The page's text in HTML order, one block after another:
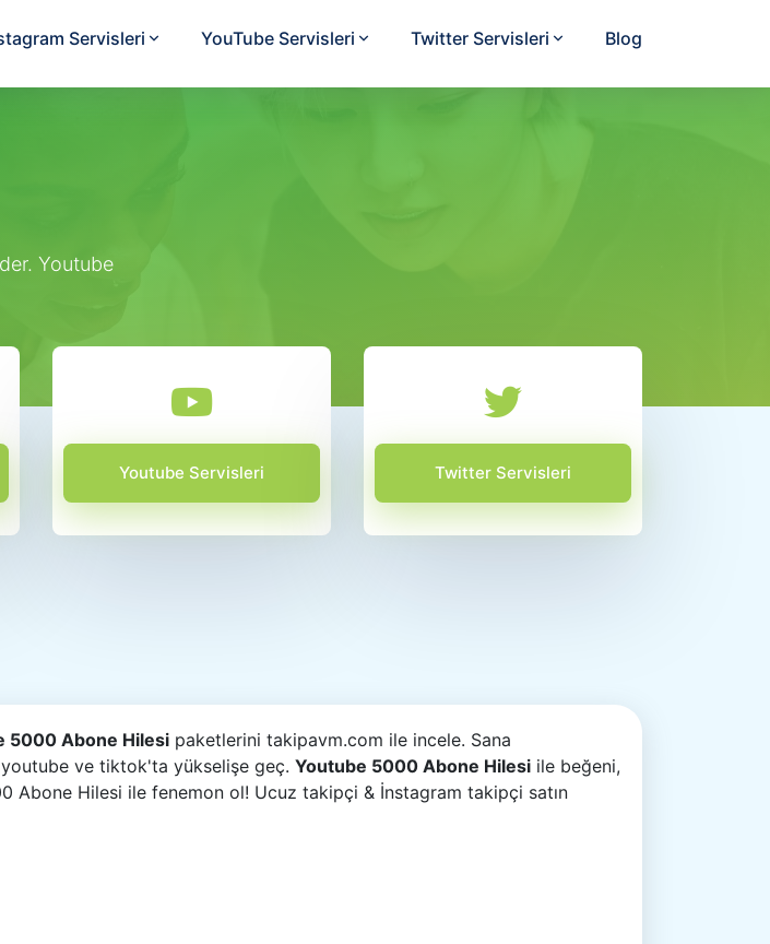
Servisleri YouTube Servisleri Twitter Servisleri Blog
Youtube
Youtube Servisleri Twitter Servisleri
5000 Abone Hilesi paketlerini takipavm.com ile incele. Sana
ve tiktok'ta yükselişe geç. Youtube 5000 Abone Hilesi ile beğeni,
Hilesi ile fenemon ol! Ucuz takipçi & İnstagram takipçi satın